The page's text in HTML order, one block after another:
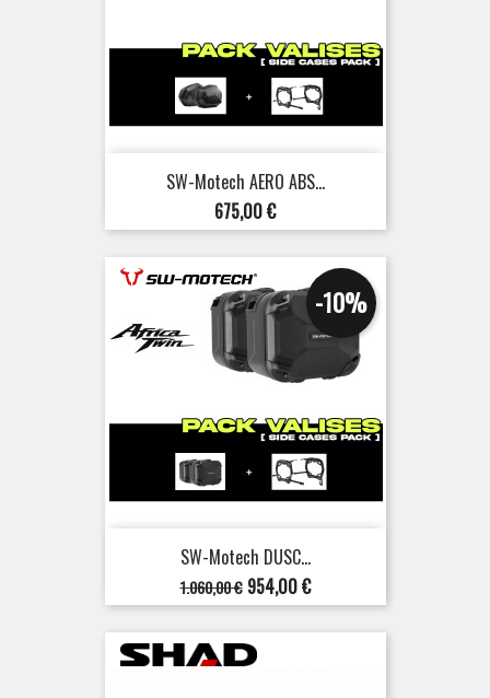
SW-Motech AERO ABS...
Preis
675,00 €
SW-Motech DUSC...
Verkaufspreis
1.060,00 €
-10%
Preis
954,00 €